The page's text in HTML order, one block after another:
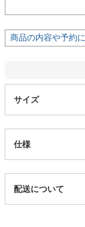
商品の内容や予約
サイズ
仕様
3ss01200449
配送について